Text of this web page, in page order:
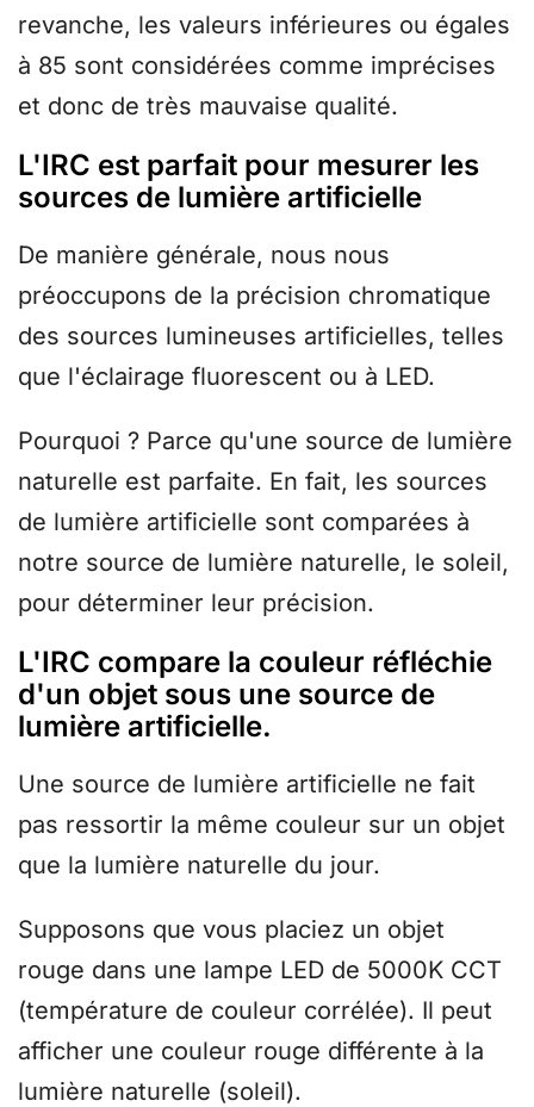
revanche, les valeurs inférieures ou égales
à 85 sont considérées comme imprécises
et donc de très mauvaise qualité.
L'IRC est parfait pour mesurer les
sources de lumière artificielle
De manière générale, nous nous
préoccupons de la précision chromatique
des sources lumineuses artificielles, telles
que l'éclairage fluorescent ou à LED.
Pourquoi ? Parce qu'une source de lumière
naturelle est parfaite. En fait, les sources
de lumière artificielle sont comparées à
notre source de lumière naturelle, le soleil,
pour déterminer leur précision.
L'IRC compare la couleur réfléchie
d'un objet sous une source de
lumière artificielle.
Une source de lumière artificielle ne fait
pas ressortir la même couleur sur un objet
que la lumière naturelle du jour.
Supposons que vous placiez un objet
rouge dans une lampe LED de 5000K CCT
(température de couleur corrélée). Il peut
afficher une couleur rouge différente à la
lumière naturelle (soleil).